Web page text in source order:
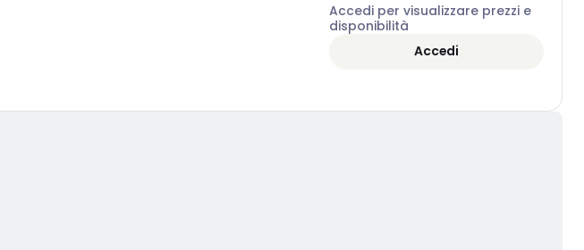
Accedi per visualizzare prezzi e
disponibilità
Accedi